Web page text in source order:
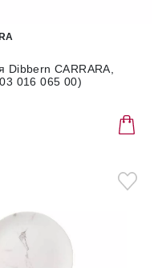
Dibbern CARRARA,
016 065 00)